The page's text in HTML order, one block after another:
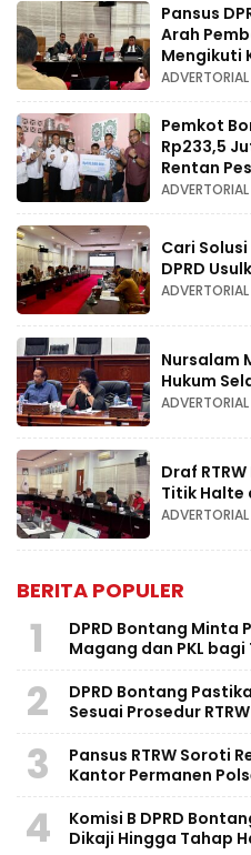
Pansus
Arah
Mengikuti
ADVERTORIAL
Pemkot
Rp233,5
Rentan
ADVERTORIAL
Cari
DPRD
ADVERTORIAL
Nursalam
Hukum
ADVERTORIAL
Draf
Titik Halte
ADVERTORIAL
BERITA POPULER
1
DPRD Bontang Minta
Magang dan PKL
2
DPRD Bontang
Sesuai Prosedur RTRW
3
Pansus RTRW Soroti
Kantor Permanen
4
Komisi B DPRD
Dikaji Hingga Tahap